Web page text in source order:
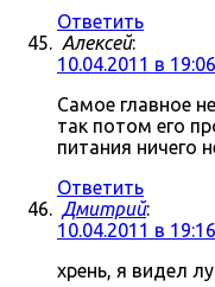
Ответить
Алексей:
10.04.2011 в 19:06
Самое главное
так потом его
питания ничего
Ответить
Дмитрий:
10.04.2011 в 19:16
хрень, я видел